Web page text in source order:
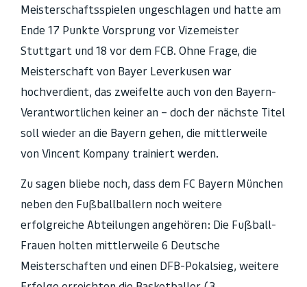
Meisterschaftsspielen ungeschlagen und hatte am
Ende 17 Punkte Vorsprung vor Vizemeister
Stuttgart und 18 vor dem FCB. Ohne Frage, die
Meisterschaft von Bayer Leverkusen war
hochverdient, das zweifelte auch von den Bayern-
Verantwortlichen keiner an – doch der nächste Titel
soll wieder an die Bayern gehen, die mittlerweile
von Vincent Kompany trainiert werden.
Zu sagen bliebe noch, dass dem FC Bayern München
neben den Fußballballern noch weitere
erfolgreiche Abteilungen angehören: Die Fußball-
Frauen holten mittlerweile 6 Deutsche
Meisterschaften und einen DFB-Pokalsieg, weitere